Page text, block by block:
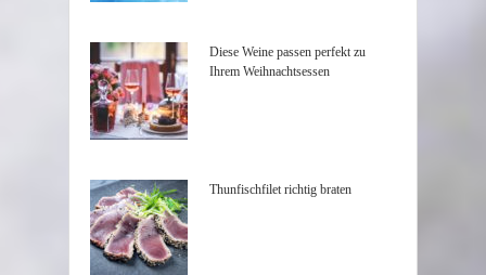
Diese Weine passen perfekt zu
Ihrem Weihnachtsessen
Thunfischfilet richtig braten